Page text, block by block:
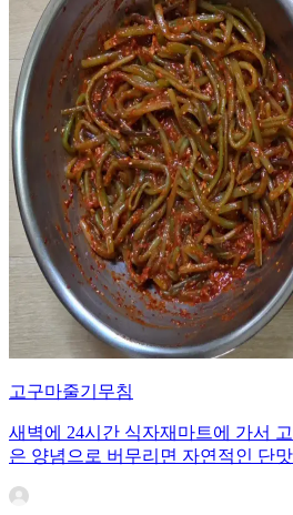
고구마줄기무침
새벽에 24시간 식자재마트에 가서
은 양념으로 버무리면 자연적인 단